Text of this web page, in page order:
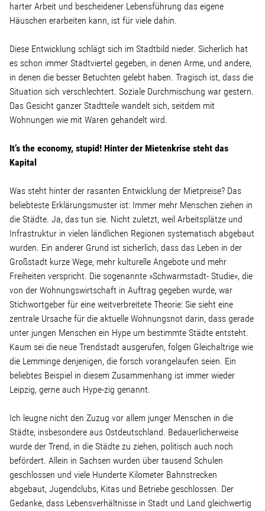
harter Arbeit und bescheidener Lebensführung das eigene
Häuschen erarbeiten kann, ist für viele dahin.
Diese Entwicklung schlägt sich im Stadtbild nieder. Sicherlich hat
es schon immer Stadtviertel gegeben, in denen Arme, und andere,
in denen die besser Betuchten gelebt haben. Tragisch ist, dass die
Situation sich verschlechtert. Soziale Durchmischung war gestern.
Das Gesicht ganzer Stadtteile wandelt sich, seitdem mit
Wohnungen wie mit Waren gehandelt wird.
It’s the economy, stupid! Hinter der Mietenkrise steht das
Kapital
Was steht hinter der rasanten Entwicklung der Mietpreise? Das
beliebteste Erklärungsmuster ist: Immer mehr Menschen ziehen in
die Städte. Ja, das tun sie. Nicht zuletzt, weil Arbeitsplätze und
Infrastruktur in vielen ländlichen Regionen systematisch abgebaut
wurden. Ein anderer Grund ist sicherlich, dass das Leben in der
Großstadt kurze Wege, mehr kulturelle Angebote und mehr
Freiheiten verspricht. Die sogenannte »Schwarmstadt- Studie«, die
von der Wohnungswirtschaft in Auftrag gegeben wurde, war
Stichwortgeber für eine weitverbreitete Theorie: Sie sieht eine
zentrale Ursache für die aktuelle Wohnungsnot darin, dass gerade
unter jungen Menschen ein Hype um bestimmte Städte entsteht.
Kaum sei die neue Trendstadt ausgerufen, folgen Gleichaltrige wie
die Lemminge denjenigen, die forsch vorangelaufen seien. Ein
beliebtes Beispiel in diesem Zusammenhang ist immer wieder
Leipzig, gerne auch Hype-zig genannt.
Ich leugne nicht den Zuzug vor allem junger Menschen in die
Städte, insbesondere aus Ostdeutschland. Bedauerlicherweise
wurde der Trend, in die Städte zu ziehen, politisch auch noch
befördert. Allein in Sachsen wurden über tausend Schulen
geschlossen und viele Hunderte Kilometer Bahnstrecken
abgebaut, Jugendclubs, Kitas und Betriebe geschlossen. Der
Gedanke, dass Lebensverhältnisse in Stadt und Land gleichwertig